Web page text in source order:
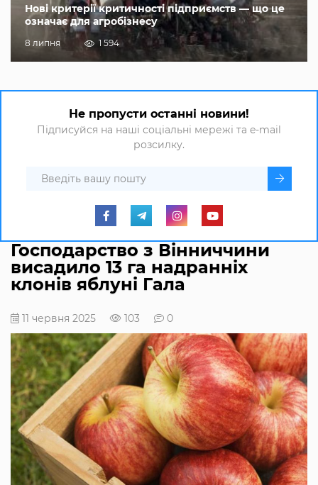
Нові критерії критичності підприємств — що це
означає для агробізнесу
8 липня 1 594
Не пропусти останні новини!
Підписуйся на наші соціальні мережі та e-mail
розсилку.
Господарство з Вінниччини
висадило 13 га надранніх
клонів яблуні Гала
11 червня 2025 103 0